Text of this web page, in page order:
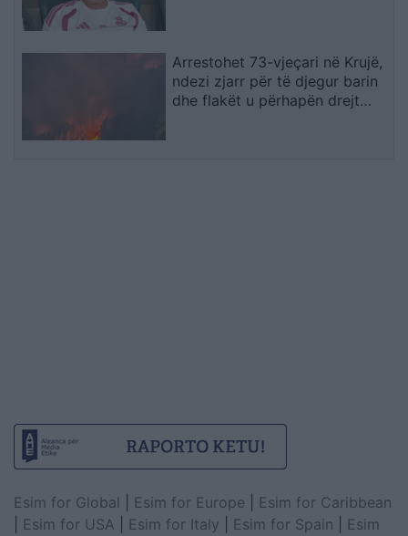
Arrestohet 73-vjeçari në Krujë,
ndezi zjarr për të djegur barin
dhe flakët u përhapën drejt
Esim for Global Esim for Europe
Esim for Caribbean
Esim for USA Esim for Italy Esim for Spain
Esim